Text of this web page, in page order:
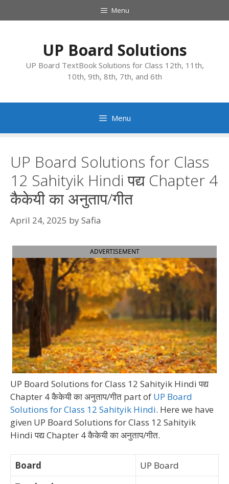
to
Menu
UP Board Solutions
UP Board TextBook Solutions for Class 12th, 11th,
10th, 9th, 8th, 7th, and 6th
Menu
UP Board Solutions for Class
12 Sahityik Hindi पद्य Chapter 4
कैकेयी का अनुताप/गीत
April 24, 2025 bySafia
ADVERTISEMENT
UP Board Solutions for Class 12 Sahityik Hindi पद्य
Chapter 4 कैकेयी का अनुताप/गीत part of UP Board
Solutions for Class 12 Sahityik Hindi. Here we have
given UP Board Solutions for Class 12 Sahityik
Hindi पद्य Chapter 4 कैकेयी का अनुताप/गीत.
Board
UP Board